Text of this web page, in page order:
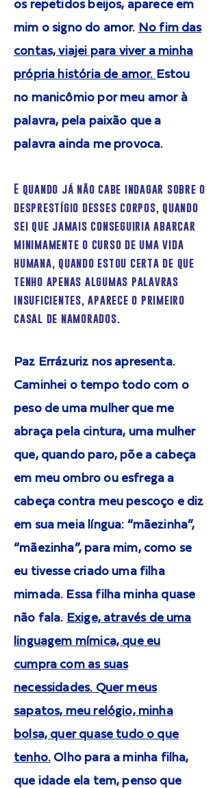
os repetidos beijos, aparece em
mim o signo do amor. No fim das
contas, viajei para viver a minha
própria história de amor. Estou
no manicômio por meu amor à
palavra, pela paixão que a
palavra ainda me provoca.
E quando já não cabe indagar sobre o
desprestígio desses corpos, quando
sei que jamais conseguiria abarcar
minimamente o curso de uma vida
humana, quando estou certa de que
tenho apenas algumas palavras
insuficientes, aparece o primeiro
casal de namorados.
Paz Errázuriz nos apresenta.
Caminhei o tempo todo com o
peso de uma mulher que me
abraça pela cintura, uma mulher
que, quando paro, põe a cabeça
em meu ombro ou esfrega a
cabeça contra meu pescoço e diz
em sua meia língua: “mãezinha”,
“mãezinha”, para mim, como se
eu tivesse criado uma filha
mimada. Essa filha minha quase
não fala. Exige, através de uma
linguagem mímica, que eu
cumpra com as suas
necessidades. Quer meus
sapatos, meu relógio, minha
bolsa, quer quase tudo o que
tenho. Olho para a minha filha,
que idade ela tem, penso que